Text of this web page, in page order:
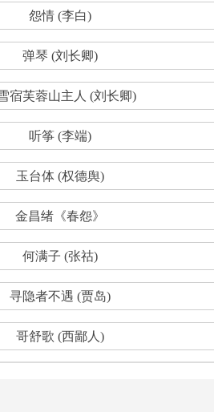
怨情 (李白)
弹琴 (刘长卿)
宿芙蓉山主人 (刘长卿)
听筝 (李端)
玉台体 (权德舆)
金昌绪《春怨》
何满子 (张祜)
寻隐者不遇 (贾岛)
哥舒歌 (西鄙人)